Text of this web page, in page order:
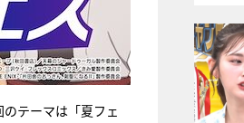
テーマは「夏フェ